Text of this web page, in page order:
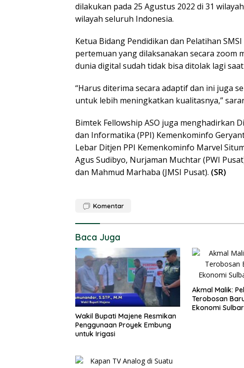
dilakukan pada 25 Agustus 2022 di 31
wilayah seluruh Indonesia.
Ketua Bidang Pendidikan dan Pelatihan
pertemuan yang dilaksanakan secara
dunia digital sudah tidak bisa ditolak lagi
“Harus diterima secara adaptif dan ini juga
untuk lebih meningkatkan kualitasnya,”
Bimtek Fellowship ASO juga menghadirkan
dan Informatika (PPI) Kemenkominfo
Lebar Ditjen PPI Kemenkominfo Marvel
Agus Sudibyo, Nurjaman Muchtar (PWI
dan Mahmud Marhaba (JMSI Pusat). (SR)
Komentar
Baca Juga
Wakil Bupati Majene Resmikan
Penggunaan Proyek Embung
untuk Irigasi
Akmal Malik:
Terobosan
Ekonomi